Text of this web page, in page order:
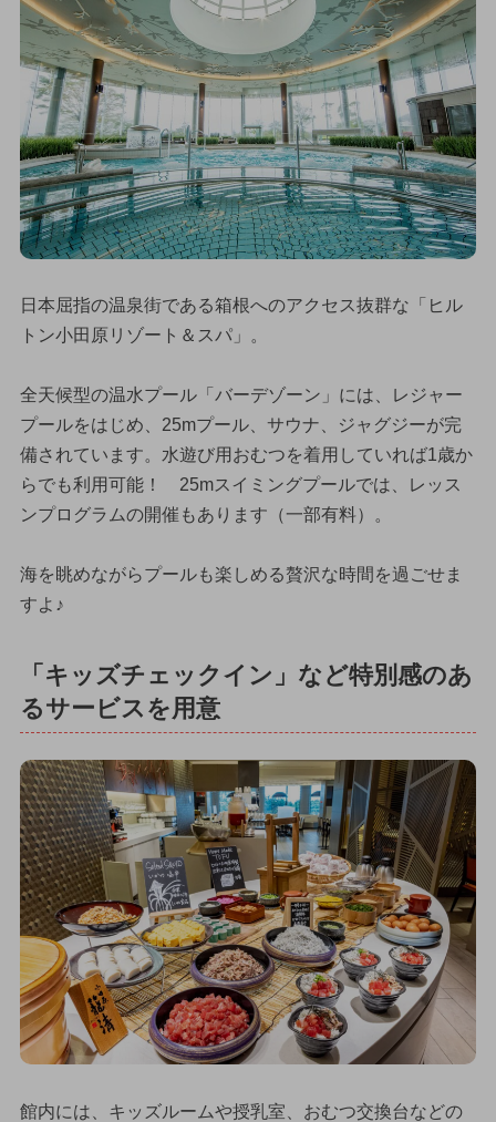
日本屈指の温泉街である箱根へのアクセス抜群な「ヒル
トン小田原リゾート＆スパ」。
全天候型の温水プール「バーデゾーン」には、レジャー
プールをはじめ、25mプール、サウナ、ジャグジーが完
備されています。水遊び用おむつを着用していれば1歳か
らでも利用可能！ 25mスイミングプールでは、レッス
ンプログラムの開催もあります（一部有料）。
海を眺めながらプールも楽しめる贅沢な時間を過ごせま
すよ♪
「キッズチェックイン」など特別感のあ
るサービスを用意
館内には、キッズルームや授乳室、おむつ交換台などの